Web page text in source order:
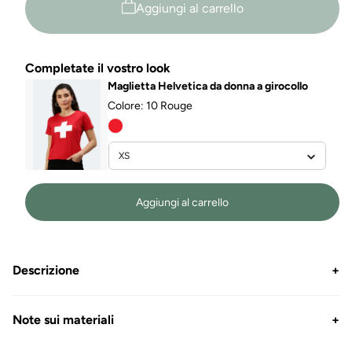
Aggiungi al carrello
Completate il vostro look
Maglietta Helvetica da donna a girocollo
Colore: 10 Rouge
Aggiungi al carrello
Descrizione +
Note sui materiali +